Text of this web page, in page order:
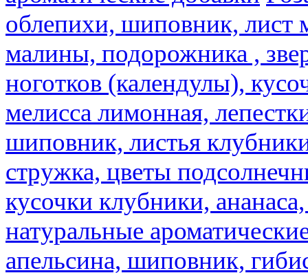
облепихи, шиповник, лист
малины, подорожника ,
ноготков (календулы),
мелисса лимонная,
шиповник, листья
стружка, цветы
кусочки клубники,
натуральные
апельсина, шиповник,